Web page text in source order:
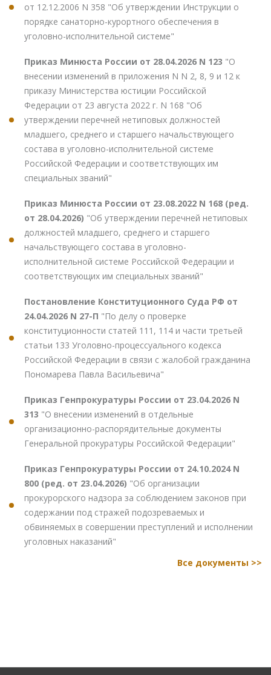
от 12.12.2006 N 358 "Об утверждении Инструкции о
порядке санаторно-курортного обеспечения в
уголовно-исполнительной системе"
Приказ Минюста России от 28.04.2026 N 123 "О
внесении изменений в приложения N N 2, 8, 9 и 12 к
приказу Министерства юстиции Российской
Федерации от 23 августа 2022 г. N 168 "Об
утверждении перечней нетиповых должностей
младшего, среднего и старшего начальствующего
состава в уголовно-исполнительной системе
Российской Федерации и соответствующих им
специальных званий"
Приказ Минюста России от 23.08.2022 N 168 (ред.
от 28.04.2026) "Об утверждении перечней нетиповых
должностей младшего, среднего и старшего
начальствующего состава в уголовно-
исполнительной системе Российской Федерации и
соответствующих им специальных званий"
Постановление Конституционного Суда РФ от
24.04.2026 N 27-П "По делу о проверке
конституционности статей 111, 114 и части третьей
статьи 133 Уголовно-процессуального кодекса
Российской Федерации в связи с жалобой гражданина
Пономарева Павла Васильевича"
Приказ Генпрокуратуры России от 23.04.2026 N
313 "О внесении изменений в отдельные
организационно-распорядительные документы
Генеральной прокуратуры Российской Федерации"
Приказ Генпрокуратуры России от 24.10.2024 N
800 (ред. от 23.04.2026) "Об организации
прокурорского надзора за соблюдением законов при
содержании под стражей подозреваемых и
обвиняемых в совершении преступлений и исполнении
уголовных наказаний"
Все документы >>